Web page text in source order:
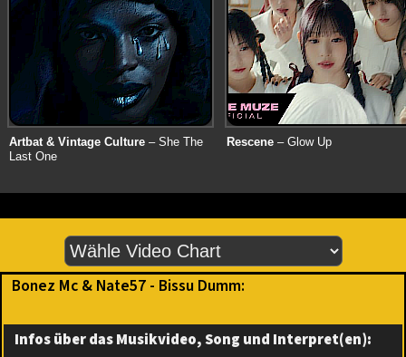
Artbat & Vintage Culture – She The
Last One
Rescene – Glow Up
Bonez Mc & Nate57 - Bissu Dumm:
Infos über das Musikvideo, Song und Interpret(en):